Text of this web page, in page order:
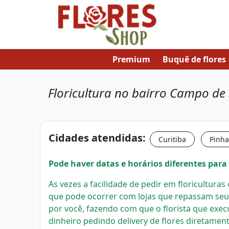
Premium Buquê de flores
Floricultura no bairro Campo de
Cidades atendidas: Curitiba
Pode haver datas e horários diferentes
As vezes a facilidade de pedir em
que pode ocorrer com lojas que repassam
por você, fazendo com que o florista que
dinheiro pedindo delivery de flores